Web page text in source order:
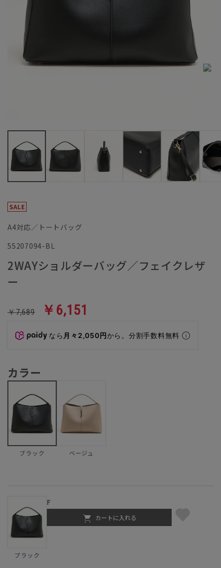
A4対応／トートバッグ
55207094-BL
2WAYショルダーバッグ／フェイクレザ
ー
￥7,689 ￥6,151
なら 月々2,050円から。分割手数料無料
カラー
ブラック ベージュ
ブラック
F
カートに入れる